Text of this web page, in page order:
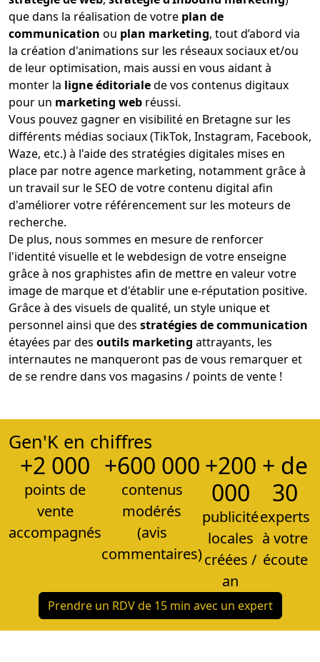
que dans la réalisation de votre plan de
communication ou plan marketing, tout d’abord via
la création d'animations sur les réseaux sociaux et/ou
de leur optimisation, mais aussi en vous aidant à
monter la ligne éditorialede vos contenus digitaux
pour un marketing web réussi.
Vous pouvez gagner en visibilité en Bretagne sur les
différents médias sociaux (TikTok, Instagram, Facebook,
Waze, etc.) à l'aide des stratégies digitales mises en
place par notre agence marketing, notamment grâce à
un travail sur le SEO de votre contenu digital afin
d'améliorer votre référencement sur les moteurs de
recherche.
De plus, nous sommes en mesure de renforcer
l'identité visuelle et le webdesign de votre enseigne
grâce à nos graphistes afin de mettre en valeur votre
image de marque et d'établir une e-réputation positive.
Grâce à des visuels de qualité, un style unique et
personnel ainsi que des stratégies de communication
étayées par des outils marketing attrayants, les
internautes ne manqueront pas de vous remarquer et
de se rendre dans vos magasins / points de vente !
Gen'K en chiffres
+2 000
points de
vente
accompagnés
+600 000
contenus
modérés
(avis
commentaires)
+200
000
publicité
locales
créées /
an
+ de
30
experts
à votre
écoute
Prendre un RDV de 15 min avec un expert